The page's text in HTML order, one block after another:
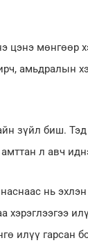
цэнэ мөнгөөр
амьдралын
зүйл биш.
л авч
нь эхлэн
хэрэглээгээ
илүү гарсан